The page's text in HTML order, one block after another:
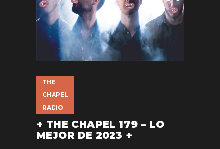
THE
CHAPEL
RADIO
+ THE CHAPEL 179 – LO
MEJOR DE 2023 +